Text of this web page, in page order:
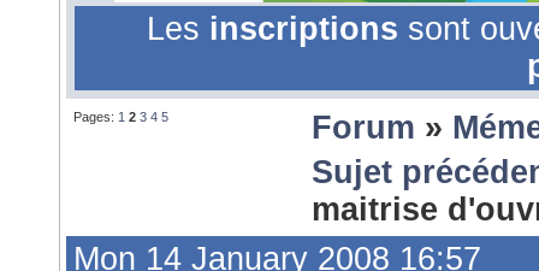
Les inscriptions sont
Pages: 1 2 3 4 5 Forum »
Sujet
maitrise
Mon 14 January 2008 16:57